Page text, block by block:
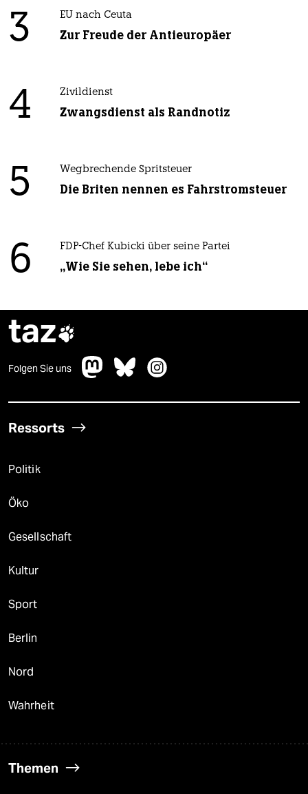
3 EU nach Ceuta
Zur Freude der Antieuropäer
4 Zivildienst
Zwangsdienst als Randnotiz
5 Wegbrechende Spritsteuer
Die Briten nennen es Fahrstromsteuer
6 FDP-Chef Kubicki über seine Partei
„Wie Sie sehen, lebe ich“
taz
Folgen Sie uns
Ressorts
Politik
Öko
Gesellschaft
Kultur
Sport
Berlin
Nord
Wahrheit
Themen